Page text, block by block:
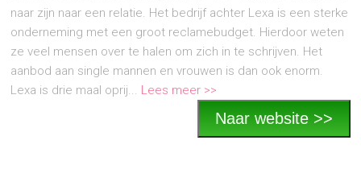
naar zijn naar een relatie. Het bedrijf achter Lexa is een sterke
onderneming met een groot reclamebudget. Hierdoor weten
ze veel mensen over te halen om zich in te schrijven. Het
aanbod aan single mannen en vrouwen is dan ook enorm.
Lexa is drie maal oprij... Lees meer >>
Naar website >>